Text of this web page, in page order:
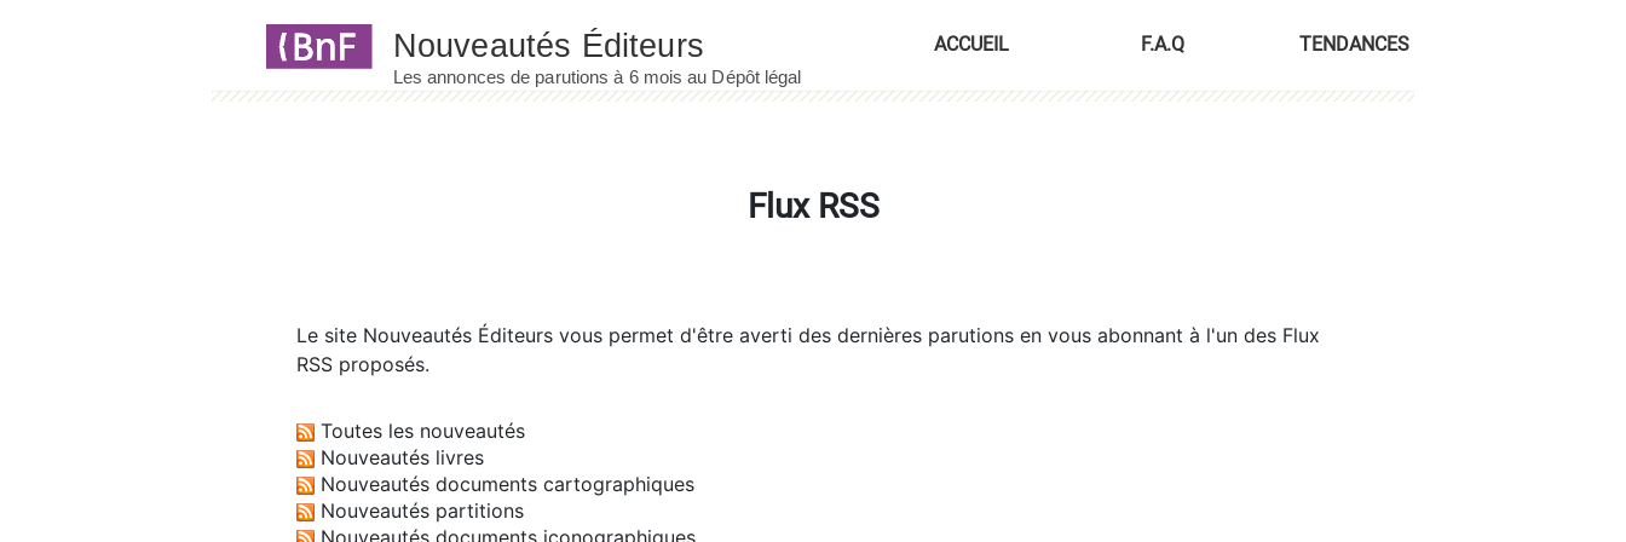
ACCUEIL F.A.Q TENDANCES
Flux RSS
Le site Nouveautés Éditeurs vous permet d'être averti des dernières parutions en vous abonnant à l'un des Flux
RSS proposés.
Toutes les nouveautés
Nouveautés livres
Nouveautés documents cartographiques
Nouveautés partitions
Nouveautés documents iconographiques